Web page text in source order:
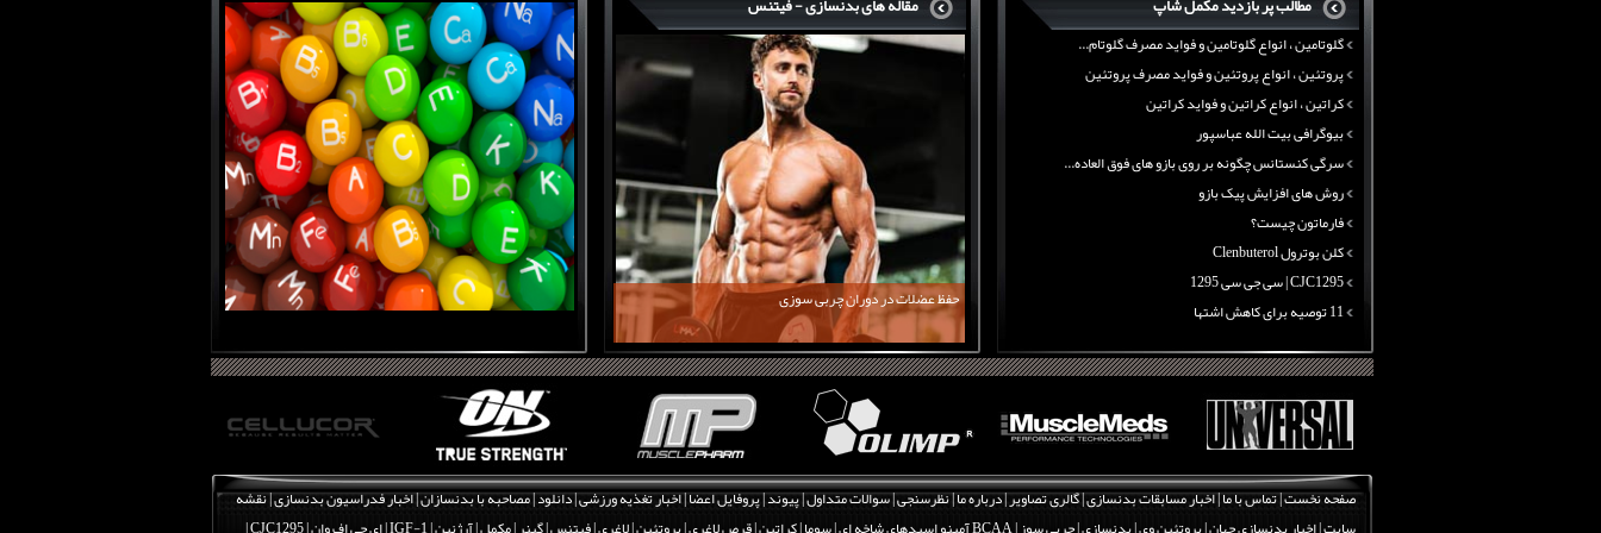
حفظ عضلات در دوران چربی سوزی
آرژنین ، فواید آرژنین و نقش آرژنین در بدن
گلوتامین ، انواع گلوتامین و فواید مصرف گلوتام...
پروتئین ، انواع پروتئین و فواید مصرف پروتئین
کراتین ، انواع کراتین و فواید کراتین
بیوگرافی بیت الله عباسپور
سرگی کنستانس چگونه بر روی بازو های فوق العاده...
روش های افزایش پیک بازو
فارماتون چیست؟
کلن بوترول Clenbuterol
CJC1295 | سی جی سی 1295
11 توصیه برای کاهش اشتها
چربی سوزی با چای سبز
بیوگرافی علی تبریزی
منابع پروتئینی غیر گوشتی
گلوتامین ، انواع گلوتامین و فواید مصرف گلوتام...
پروتئین ، انواع پروتئین و فواید مصرف پروتئین
صفحه نخست|تماس با ما|اخبار مسابقات بدنسازی|گالری تصاویر|درباره ما|نظرسنجی|سوالات متداول|پیوند|پروفایل اعضا|اخبار تغذیه ورزشی|دانلود|مصاحبه با بدنسازان|اخبار فدراسیون بدنسازی|نقشه